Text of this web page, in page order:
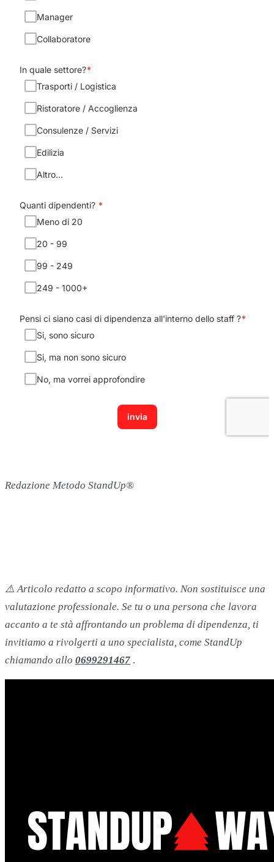
Redazione Metodo StandUp®
⚠️ Articolo redatto a scopo informativo. Non sostituisce una
valutazione professionale. Se tu o una persona che lavora
accanto a te stà affrontando un problema di dipendenza, ti
invitiamo a rivolgerti a uno specialista, come StandUp
chiamando allo 0699291467 .